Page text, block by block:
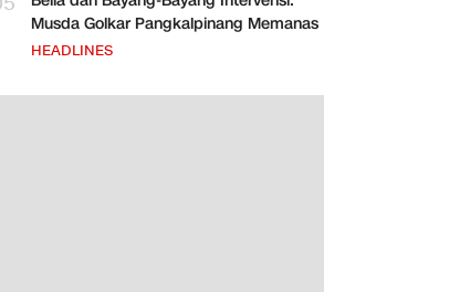
Musda Golkar Pangkalpinang Memanas
HEADLINES